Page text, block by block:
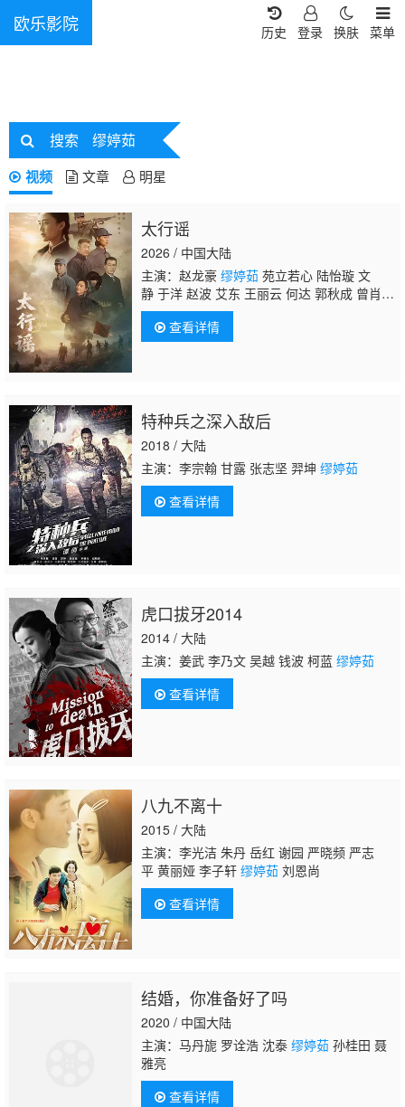
欧乐影院 菜单
换肤
登录
历史
搜索 缪婷茹
视频 文章 明星
太行谣
2026 / 中国大陆
主演：赵龙豪 缪婷茹苑立若心 陆怡璇 文
静 于洋 赵波 艾东 王丽云 何达 郭秋成 曾肖
龙 张永健 魏大鸣 张哲人
查看详情
特种兵之深入敌后
2018 / 大陆
主演：李宗翰 甘露 张志坚 羿坤 缪婷茹
查看详情
虎口拔牙2014
2014 / 大陆
主演：姜武 李乃文 吴越 钱波 柯蓝 缪婷茹
查看详情
八九不离十
2015 / 大陆
主演：李光洁 朱丹 岳红 谢园 严晓频 严志
平 黄丽娅 李子轩 缪婷茹刘恩尚
查看详情
结婚，你准备好了吗
2020 / 中国大陆
主演：马丹旎 罗诠浩 沈泰 缪婷茹孙桂田 聂
雅亮
查看详情